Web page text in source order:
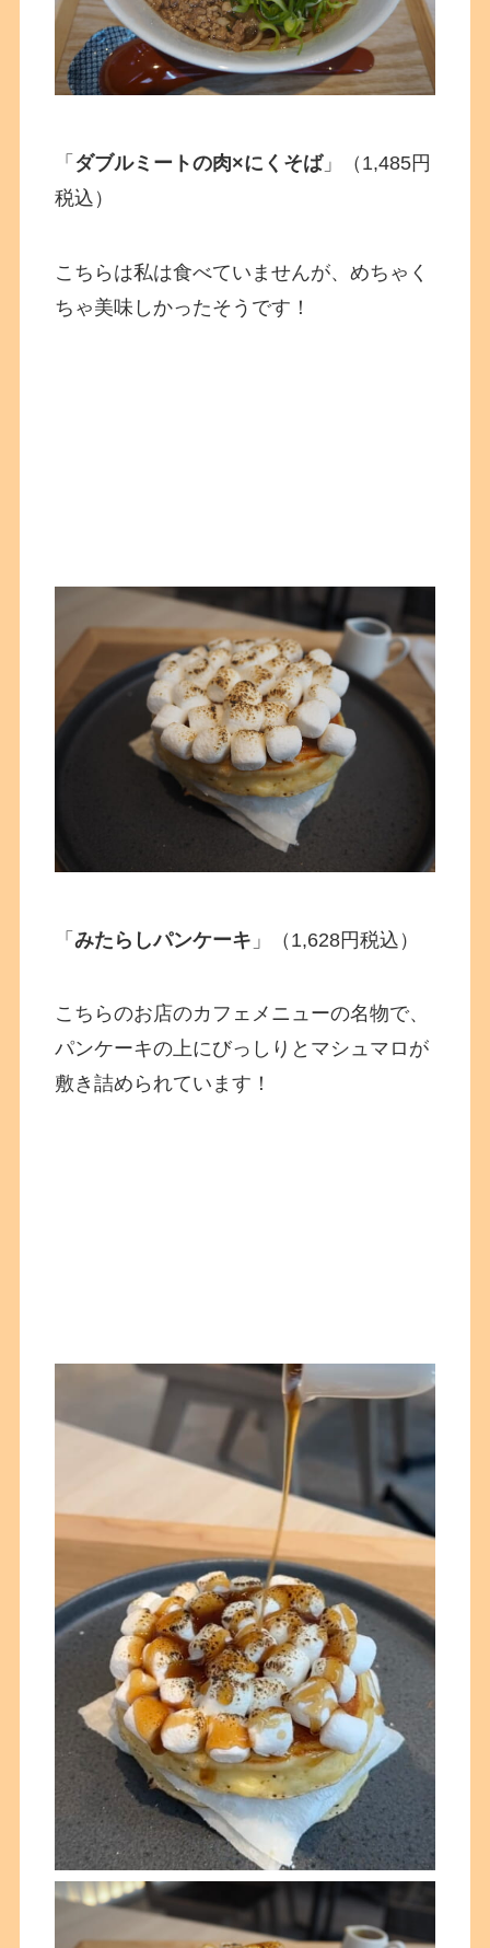
「 ダブルミートの肉×にくそば」（1,485円
税込）
こちらは私は食べていませんが、めちゃく
ちゃ美味しかったそうです！
「みたらしパンケーキ 」（1,628円税込）
こちらのお店のカフェメニューの名物で、
パンケーキの上にびっしりとマシュマロが
敷き詰められています！